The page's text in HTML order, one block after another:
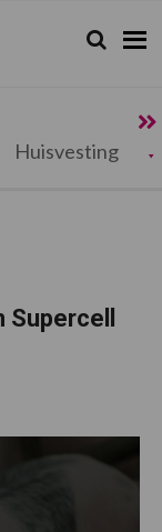
Zoeken...
Zoek
Huisvesting